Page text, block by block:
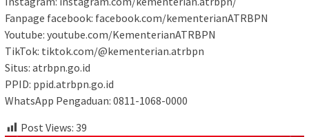
Fanpage facebook: facebook.com/kementerianATRBPN
Youtube: youtube.com/KementerianATRBPN
TikTok: tiktok.com/@kementerian.atrbpn
Situs: atrbpn.go.id
PPID: ppid.atrbpn.go.id
WhatsApp Pengaduan: 0811-1068-0000
Post Views: 39